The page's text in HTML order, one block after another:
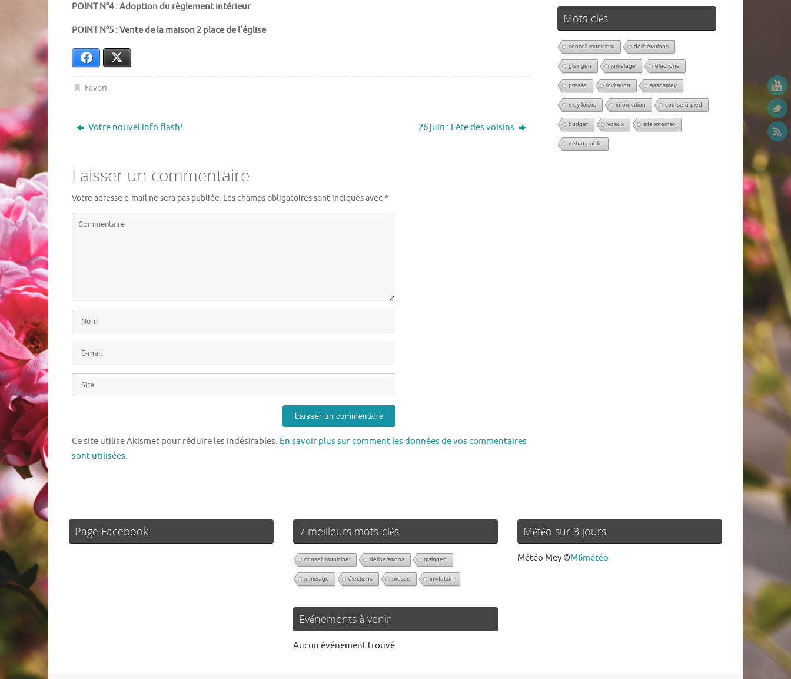
POINT N°4 : Adoption du règlement intérieur
POINT N°5 : Vente de la maison 2 place de l’église
Facebook
Favori.
Votre nouvel info flash! 26 juin : Fête des voisins
Laisser un commentaire
Votre adresse e-mail ne sera pas publiée. Les champs obligatoires sont indiqués avec *
Ce site utilise Akismet pour réduire les indésirables. En savoir plus sur comment les données de vos commentaires
sont utilisées.
Mots-clés
conseil municipal délibérations
gisingen jumelage élections
presse invitation assosmey
mey loisirs information course à pied
budget voeux site internet
débat public
Page Facebook 7 meilleurs mots-clés
conseil municipal délibérations gisingen
jumelage élections presse invitation
Evénements à venir
Aucun événement trouvé
Météo sur 3 jours
Météo Mey©M6météo